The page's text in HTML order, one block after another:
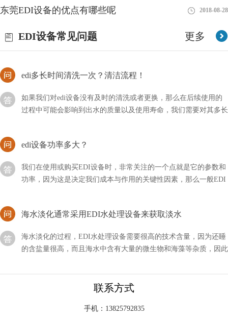
东莞EDI设备的优点有哪些呢 2018-08-28
更多
EDI设备常见问题
edi所代表的含义非常多，其中通信也是属于其中的一种，它是一
方式主要有哪几种？
过程中可能会影响到出水的质量以及使用寿命，我们需要对其多长
时间清洗一次？
功率，因为这是决定我们成本与作用的关键性因素，那么一般EDI
设备的功率有多大呢？
的含盐量很高，而且海水中含有大量的微生物和海藻等杂质，因此
我们通常使用蒸馏法和反渗透法相结合，来获取淡水
EDI设备主要是为了给我们提供干净的纯水，其中有许许多多的零
件都对脏水的净化功能有作用，并且需要经常进行更换，如果是整
联系方式
手机：13825792835